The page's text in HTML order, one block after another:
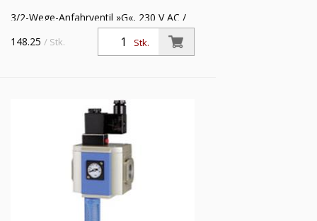
3/2-Wege-Anfahrventil »G«, 230 V AC /
50 Hz, mit Haltewinkel und
Schalldämpfer, BG 400, G 3/8,
Eingangsdruck 2,5 - 9 bar
Stk.
148.25 / Stk.